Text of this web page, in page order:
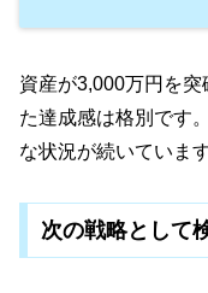
資産が3,000万円を突
た達成感は格別です
な状況が続いています
次の戦略として